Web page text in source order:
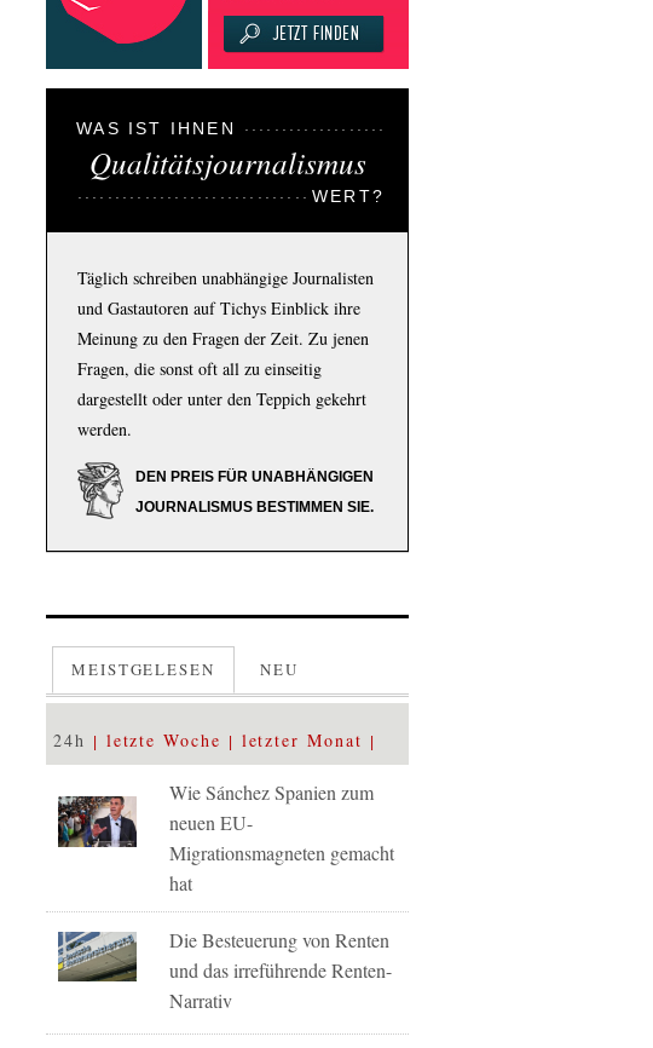
WAS IST IHNEN
Qualitätsjournalismus
WERT?
Täglich schreiben unabhängige Journalisten
und Gastautoren auf Tichys Einblick ihre
Meinung zu den Fragen der Zeit. Zu jenen
Fragen, die sonst oft all zu einseitig
dargestellt oder unter den Teppich gekehrt
werden.
DEN PREIS FÜR UNABHÄNGIGEN
JOURNALISMUS BESTIMMEN SIE.
MEISTGELESEN NEU
24h letzte Woche letzter Monat
Wie Sánchez Spanien zum
neuen EU-
Migrationsmagneten gemacht
hat
Die Besteuerung von Renten
und das irreführende Renten-
Narrativ